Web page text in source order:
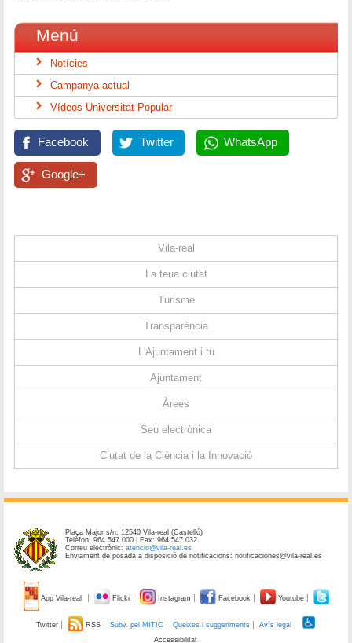
Menú
Notícies
Campanya actual
Vídeos Universitat Popular
Facebook Twitter WhatsApp
Google+
Vila-real
La teua ciutat
Turisme
Transparència
L'Ajuntament i tu
Ajuntament
Àrees
Seu electrònica
Ciutat de la Ciència i la Innovació
Plaça Major s/n. 12540 Vila-real (Castelló)
Telèfon: 964 547 000 | Fax: 964 547 032
Correu electrònic:atencio@vila-real.es
Enviament de posada a disposició de notificacions: notificaciones@vila-real.es
App Vila-real Flickr Instagram Facebook Youtube
Twitter RSS Subv. pel MITIC Queixes i suggeriments
Avís legal
Accessibilitat